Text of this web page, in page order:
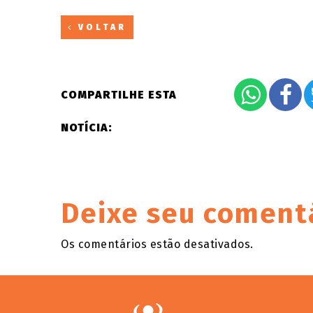
VOLTAR
COMPARTILHE ESTA
NOTÍCIA:
Deixe seu
Os comentários estão desativados.